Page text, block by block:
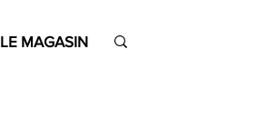
LE MAGASIN